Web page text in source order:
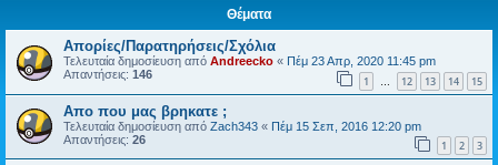
Θέματα
Απορίες/Παρατηρήσεις/Σχόλια
Τελευταία δημοσίευση από Andreecko « Πέμ 23 Απρ, 2020 11:45 pm
Απαντήσεις: 146 1 … 12 13 14 15
Απο που μας βρηκατε ;
Τελευταία δημοσίευση από Zach343 « Πέμ 15 Σεπ, 2016 12:20 pm
Απαντήσεις: 26 1 2 3